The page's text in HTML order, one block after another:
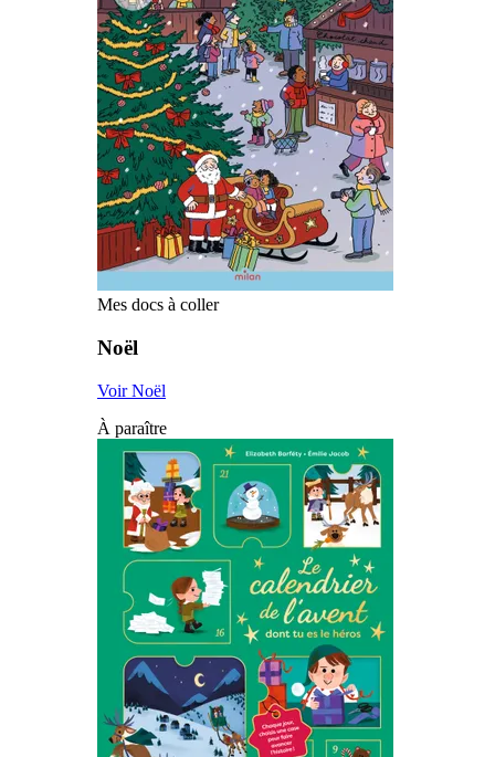
Mes docs à coller
Noël
Voir Noël
À paraître